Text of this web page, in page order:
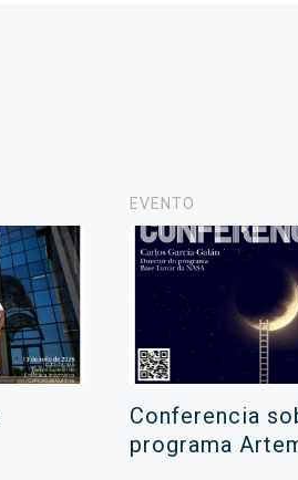
EVENTO
Conferencia
programa